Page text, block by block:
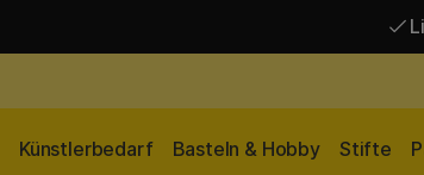
Künstlerbedarf Basteln & Hobby Stifte